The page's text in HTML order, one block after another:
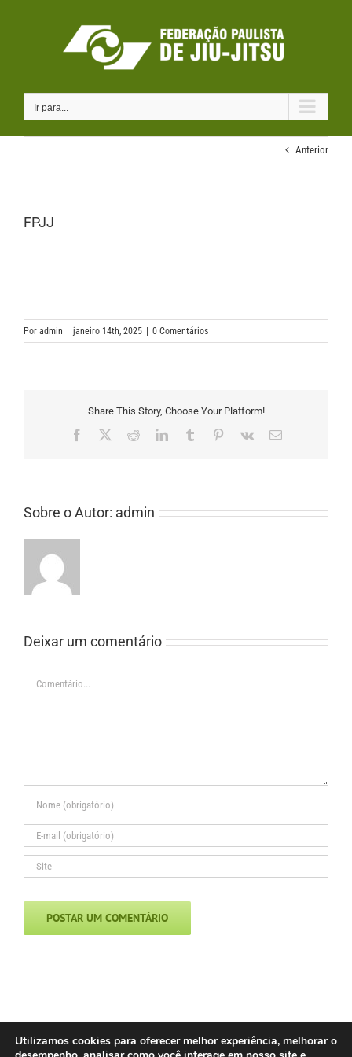
Ir para...
Anterior
FPJJ
Por admin janeiro 14th, 2025 0 Comentários
Share This Story, Choose Your Platform!
Facebook RedditLinkedInTumblr Pinterest
Vk
E-
Sobre o Autor: admin
Deixar um comentário
Utilizamos cookies para oferecer melhor experiência, melhorar o